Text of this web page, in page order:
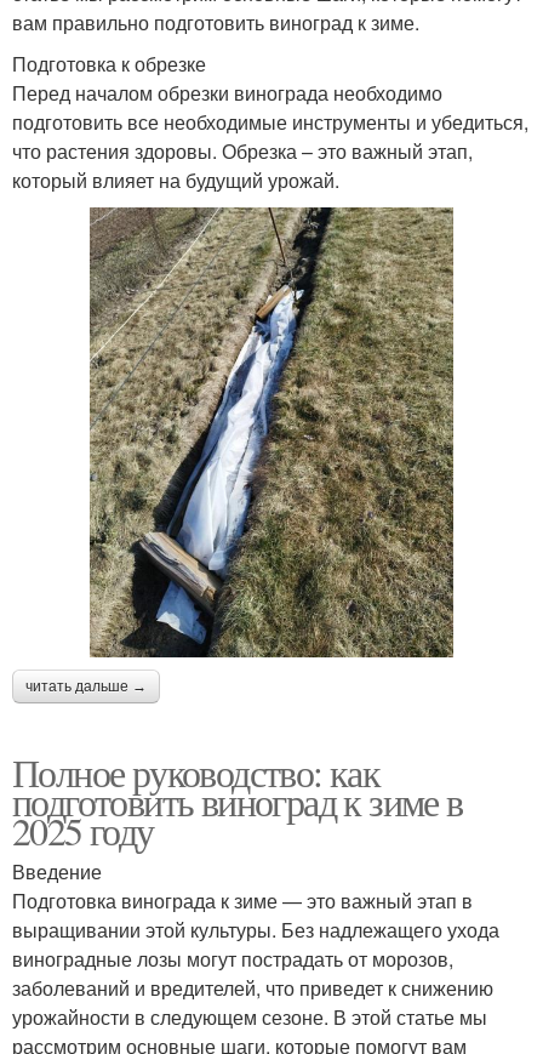
вам правильно подготовить виноград к зиме.
Подготовка к обрезке
Перед началом обрезки винограда необходимо
подготовить все необходимые инструменты и убедиться,
что растения здоровы. Обрезка – это важный этап,
который влияет на будущий урожай.
читать дальше →
Полное руководство: как
подготовить виноград к зиме в
2025 году
Введение
Подготовка винограда к зиме — это важный этап в
выращивании этой культуры. Без надлежащего ухода
виноградные лозы могут пострадать от морозов,
заболеваний и вредителей, что приведет к снижению
урожайности в следующем сезоне. В этой статье мы
рассмотрим основные шаги, которые помогут вам